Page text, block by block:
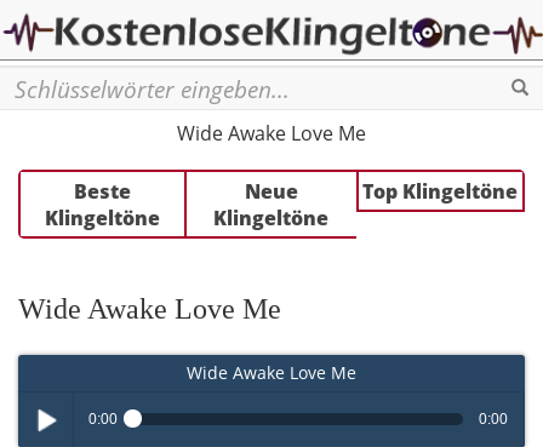
Wide Awake Love Me
Beste
Klingeltöne
Neue
Klingeltöne
Top Klingeltöne
Wide Awake Love Me
Wide Awake Love Me
0:00 0:00